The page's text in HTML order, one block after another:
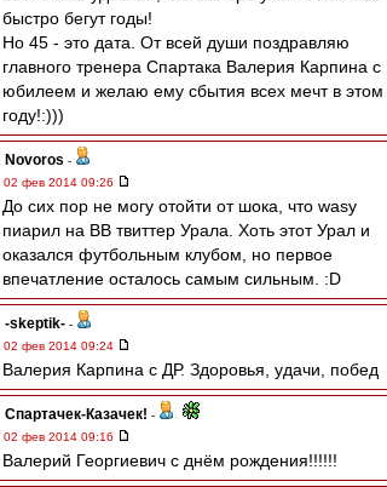
быстро бегут годы!
Но 45 - это дата. От всей души поздравляю
главного тренера Спартака Валерия Карпина с
юбилеем и желаю ему сбытия всех мечт в этом
году!:)))
Novoros -
02 фев 2014 09:26
До сих пор не могу отойти от шока, что wasy
пиарил на ВВ твиттер Урала. Хоть этот Урал и
оказался футбольным клубом, но первое
впечатление осталось самым сильным. :D
-skeptik- -
02 фев 2014 09:24
Валерия Карпина с ДР. Здоровья, удачи, побед
Спартачек-Казачек! -
02 фев 2014 09:16
Валерий Георгиевич с днём рождения!!!!!!